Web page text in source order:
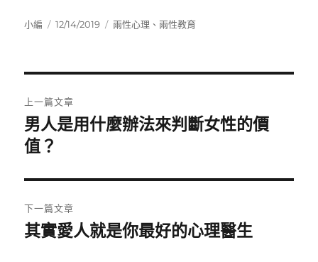
作
小編
發
12/14/2019
分
兩性心理 、 兩性教育
章
導
覽
上一篇文章
上
一
文
章:
男人是用什麼辦法來判斷女性的價
值？
下一篇文章
下
其實愛人就是你最好的心理醫生